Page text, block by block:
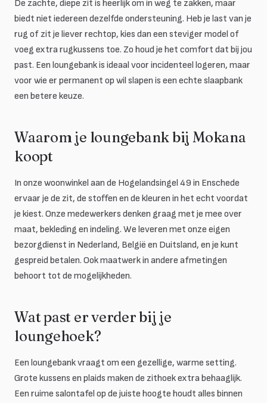
De zachte, diepe zit is heerlijk om in weg te zakken, maar
biedt niet iedereen dezelfde ondersteuning. Heb je last van je
rug of zit je liever rechtop, kies dan een steviger model of
voeg extra rugkussens toe. Zo houd je het comfort dat bij jou
past. Een loungebank is ideaal voor incidenteel logeren, maar
voor wie er permanent op wil slapen is een echte slaapbank
een betere keuze.
Waarom je loungebank bij Mokana
koopt
In onze woonwinkel aan de Hogelandsingel 49 in Enschede
ervaar je de zit, de stoffen en de kleuren in het echt voordat
je kiest. Onze medewerkers denken graag met je mee over
maat, bekleding en indeling. We leveren met onze eigen
bezorgdienst in Nederland, België en Duitsland, en je kunt
gespreid betalen. Ook maatwerk in andere afmetingen
behoort tot de mogelijkheden.
Wat past er verder bij je
loungehoek?
Een loungebank vraagt om een gezellige, warme setting.
Grote kussens en plaids maken de zithoek extra behaaglijk.
Een ruime salontafel op de juiste hoogte houdt alles binnen